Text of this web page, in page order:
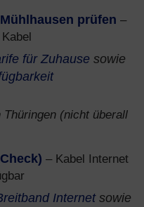
prüfen –
für Zuhause sowie
(nicht überall
– Kabel Internet
Internetsowie